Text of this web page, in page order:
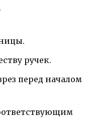
ручек.
перед началом